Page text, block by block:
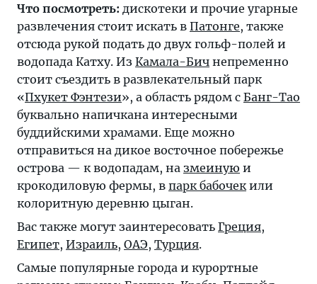
Что посмотреть: дискотеки и прочие угарные
развлечения стоит искать в Патонге, также
отсюда рукой подать до двух гольф-полей и
водопада Катху. Из Камала-Бич непременно
стоит съездить в развлекательный парк
«Пхукет Фэнтези», а область рядом с Банг-Тао
буквально напичкана интересными
буддийскими храмами. Еще можно
отправиться на дикое восточное побережье
острова — к водопадам, на змеиную и
крокодиловую фермы, в парк бабочек или
колоритную деревню цыган.
Вас также могут заинтересовать Греция,
Египет, Израиль, ОАЭ, Турция.
Самые популярные города и курортные